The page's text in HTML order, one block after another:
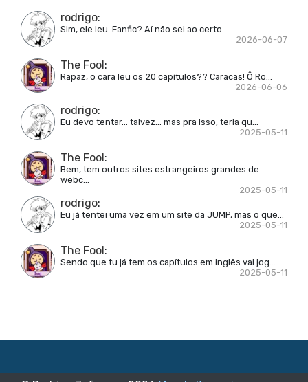
rodrigo:
Sim, ele leu. Fanfic? Aí não sei ao certo.
2026-06-07
The Fool:
Rapaz, o cara leu os 20 capítulos?? Caracas! Ô Ro...
2026-06-06
rodrigo:
Eu devo tentar... talvez... mas pra isso, teria qu...
2025-05-11
The Fool:
Bem, tem outros sites estrangeiros grandes de
webc...
2025-05-11
rodrigo:
Eu já tentei uma vez em um site da JUMP, mas o que...
2025-05-11
The Fool:
Sendo que tu já tem os capítulos em inglês vai jog...
2025-05-11